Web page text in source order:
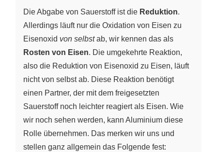
& \text{Eisen} & + &
\text{Sauerstoff} \\[4pt]
\ce{2 FeO} & & &
\xrightarrow{Reduktion}
& \ce{2 Fe} & + &
\ce{O2} \end{array}
Die Abgabe von Sauerstoff ist die Reduktion.
Allerdings läuft nur die Oxidation von Eisen zu
Eisenoxid von selbstab, wir kennen das als
Rosten von Eisen. Die umgekehrte Reaktion,
also die Reduktion von Eisenoxid zu Eisen, läuft
nicht von selbst ab. Diese Reaktion benötigt
einen Partner, der mit dem freigesetzten
Sauerstoff noch leichter reagiert als Eisen. Wie
wir noch sehen werden, kann Aluminium diese
Rolle übernehmen. Das merken wir uns und
stellen ganz allgemein das Folgende fest: